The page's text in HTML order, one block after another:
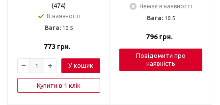
(474)
В наявності
Вага: 10.5
773 грн.
У кошик
Купити в 1 клік
Немає в наявності
Вага: 10.5
796грн.
Повідомити про
наявність